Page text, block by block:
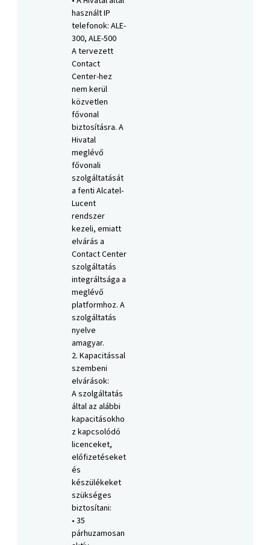
használt IP
telefonok: ALE-
300, ALE-500
A tervezett
Contact
Center-hez
nem kerül
közvetlen
fővonal
biztosításra. A
Hivatal
meglévő
fővonali
szolgáltatását
a fenti Alcatel-
Lucent
rendszer
kezeli, emiatt
elvárás a
Contact Center
szolgáltatás
integráltsága a
meglévő
platformhoz. A
szolgáltatás
nyelve
amagyar.
2. Kapacitással
szembeni
elvárások:
A szolgáltatás
által az alábbi
kapacitásokho
z kapcsolódó
licenceket,
előfizetéseket
és
készülékeket
szükséges
biztosítani:
• 35
párhuzamosan